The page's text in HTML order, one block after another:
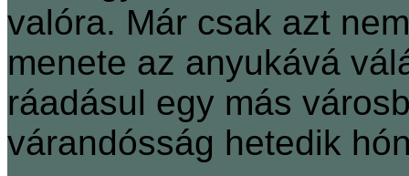
valóra. Már csak azt
menete az anyukává
ráadásul egy más
várandósság hetedik